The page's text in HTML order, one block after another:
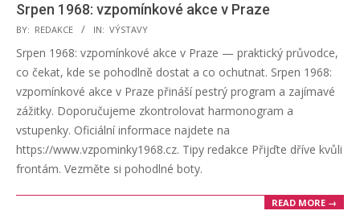
Srpen 1968: vzpomínkové akce v Praze
2025-
06-
16
BY: REDAKCE IN: VÝSTAVY
Srpen 1968: vzpomínkové akce v Praze — praktický průvodce,
co čekat, kde se pohodlně dostat a co ochutnat. Srpen 1968:
vzpomínkové akce v Praze přináší pestrý program a zajímavé
zážitky. Doporučujeme zkontrolovat harmonogram a
vstupenky. Oficiální informace najdete na
https://www.vzpominky1968.cz. Tipy redakce Přijďte dříve kvůli
frontám. Vezměte si pohodlné boty.
READ MORE →